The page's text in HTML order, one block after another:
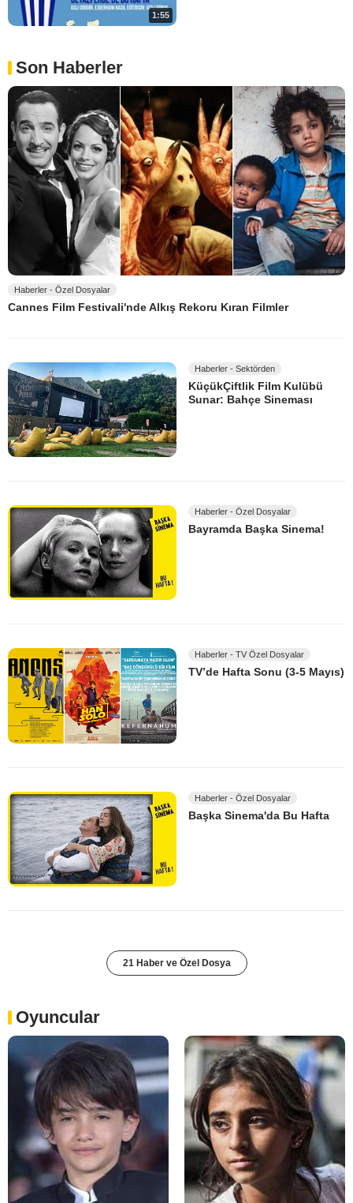
1:55
Son Haberler
Haberler - Özel Dosyalar
Cannes Film Festivali'nde Alkış Rekoru Kıran Filmler
Haberler - Sektörden
KüçükÇiftlik Film Kulübü
Sunar: Bahçe Sineması
Haberler - Özel Dosyalar
Bayramda Başka Sinema!
Haberler - TV Özel Dosyalar
TV’de Hafta Sonu (3-5 Mayıs)
Haberler - Özel Dosyalar
Başka Sinema'da Bu Hafta
21 Haber ve Özel Dosya
Oyuncular